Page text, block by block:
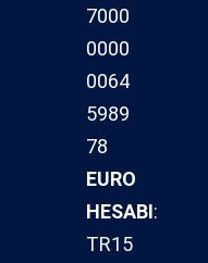
7000
0000
0064
5989
78
EURO
HESABI:
TR15